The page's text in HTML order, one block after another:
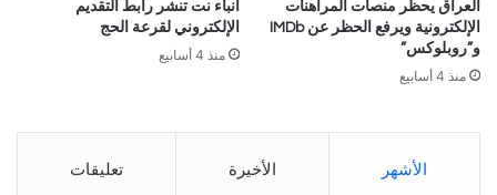
العراق يحظر منصات المراهنات
الإلكترونية ويرفع الحظر عن IMDb
و”روبلوكس”
منذ 4 أسابيع
أنباء نت تنشر رابط التقديم
الإلكتروني لقرعة الحج
منذ 4 أسابيع
الأشهر الأخيرة تعليقات